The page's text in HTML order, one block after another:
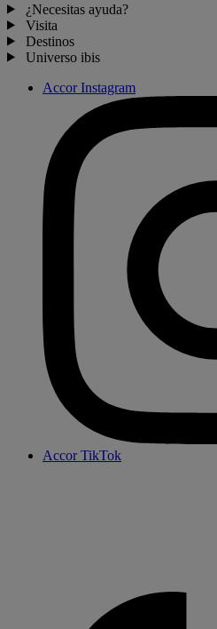
¿Necesitas ayuda?
Visita
Destinos
Universo ibis
Accor Instagram
Accor TikTok